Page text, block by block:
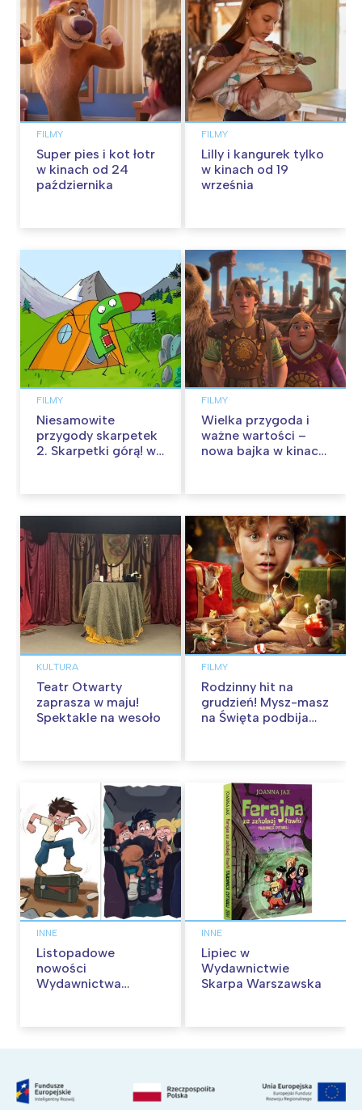
FILMY
Super pies i kot łotr
w kinach od 24
października
FILMY
Lilly i kangurek tylko
w kinach od 19
września
FILMY
Niesamowite
przygody skarpetek
2. Skarpetki górą! w
FILMY
Wielka przygoda i
ważne wartości –
nowa bajka w kinach
KULTURA
Teatr Otwarty
zaprasza w maju!
Spektakle na wesoło
FILMY
Rodzinny hit na
grudzień! Mysz-masz
na Święta podbija
INNE
Listopadowe
nowości
Wydawnictwa
INNE
Lipiec w
Wydawnictwie
Skarpa Warszawska